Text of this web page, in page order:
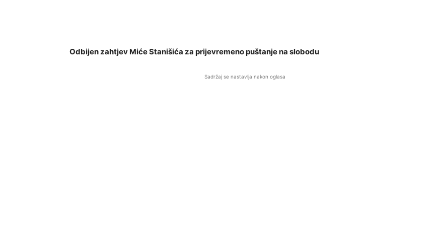
Odbijen zahtjev Miće Stanišića za prijevremeno puštanje na slobodu
Sadržaj se nastavlja nakon oglasa